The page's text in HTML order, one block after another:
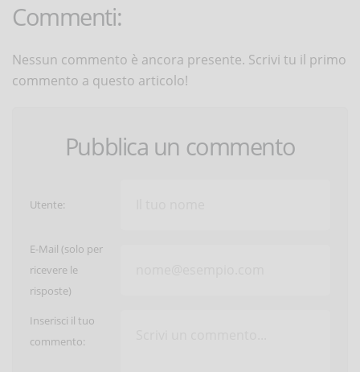
Commenti:
Nessun commento è ancora presente. Scrivi tu il primo
commento a questo articolo!
Pubblica un commento
Utente:
E-Mail (solo per
ricevere le
risposte)
Inserisci il tuo
commento: